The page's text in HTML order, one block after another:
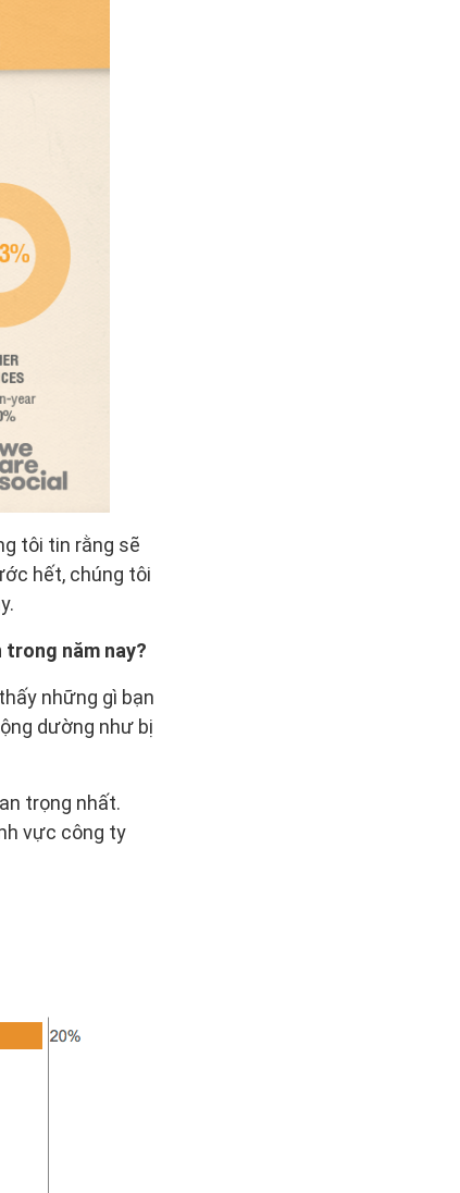
tôi tin rằng sẽ
hết, chúng tôi
năm nay?
những gì bạn
dường như bị
trọng nhất.
vực công ty